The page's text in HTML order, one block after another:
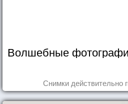
Волшебные
Снимки действительно